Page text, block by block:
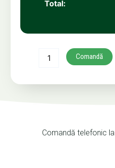
Comandă
Comandă telefonic la